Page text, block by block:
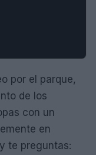
por el parque,
de los
con un
en
te preguntas: